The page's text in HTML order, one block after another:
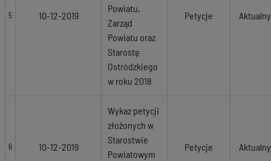
5 10-12-2019
Powiatu,
Zarząd
Powiatu oraz
Starostę
Ostródzkiego
w roku 2018
Petycje Aktualny
6 10-12-2019
Wykaz petycji
złożonych w
Starostwie
Powiatowym
Petycje Aktualny